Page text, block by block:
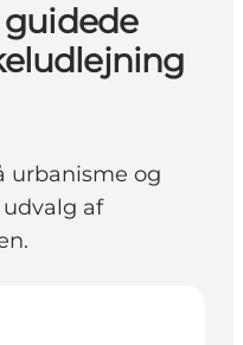
guidede
urbanisme og
af